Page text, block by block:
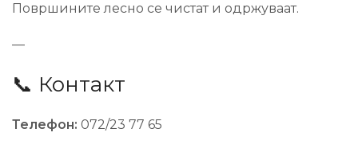
Површините лесно се чистат и одржуваат.
—
📞 Контакт
Телефон: 072/23 77 65